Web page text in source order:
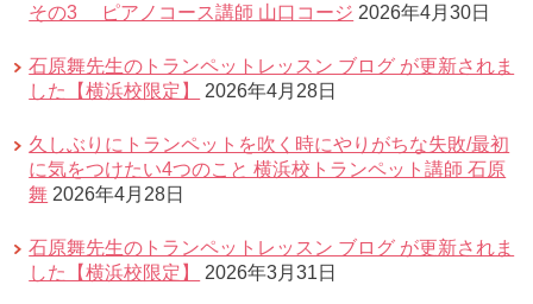
その3 ピアノコース講師 山口コージ 2026年4月30日
石原舞先生のトランペットレッスン ブログ が更新されま
した【横浜校限定】
2026年4月28日
久しぶりにトランペットを吹く時にやりがちな失敗/最初
に気をつけたい4つのこと 横浜校トランペット講師 石原
舞 2026年4月28日
石原舞先生のトランペットレッスン ブログ が更新されま
した【横浜校限定】
2026年3月31日